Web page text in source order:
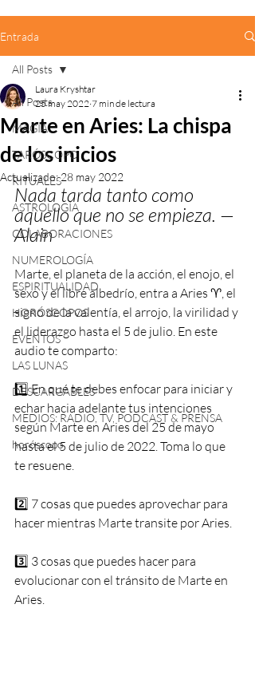
Entrada
All Posts
MAGIA
TARÓSCOPO
RITUALES
ASTROLOGÍA
COLABORACIONES
NUMEROLOGÍA
ESPIRITUALIDAD
HORÓSCOPOS
EVENTOS
LAS LUNAS
DESCARGABLES
MEDIOS: RADIO, TV, PODCAST & PRENSA
horóscopo
All Posts
Marte en Aries: La chispa
de los inicios
Laura Kryshtar
25 may 2022 7 min de lectura
Actualizado:28 may 2022
Nada tarda tanto como
aquello que no se empieza. —
Alain
Marte, el planeta de la acción, el enojo, el
sexo y el libre albedrío, entra a Aries ♈️, el
signo de la valentía, el arrojo, la virilidad y
el liderazgo hasta el 5 de julio. En este
audio te comparto:
1️⃣ En qué te debes enfocar para iniciar y
echar hacia adelante tus intenciones
según Marte en Aries del 25 de mayo
hasta el 5 de julio de 2022. Toma lo que
te resuene.
2️⃣ 7 cosas que puedes aprovechar para
hacer mientras Marte transite por Aries.
3️⃣ 3 cosas que puedes hacer para
evolucionar con el tránsito de Marte en
Aries.